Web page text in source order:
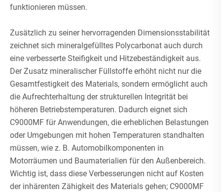
funktionieren müssen.
Zusätzlich zu seiner hervorragenden Dimensionsstabilität
zeichnet sich mineralgefülltes Polycarbonat auch durch
eine verbesserte Steifigkeit und Hitzebeständigkeit aus.
Der Zusatz mineralischer Füllstoffe erhöht nicht nur die
Gesamtfestigkeit des Materials, sondern ermöglicht auch
die Aufrechterhaltung der strukturellen Integrität bei
höheren Betriebstemperaturen. Dadurch eignet sich
C9000MF für Anwendungen, die erheblichen Belastungen
oder Umgebungen mit hohen Temperaturen standhalten
müssen, wie z. B. Automobilkomponenten in
Motorräumen und Baumaterialien für den Außenbereich.
Wichtig ist, dass diese Verbesserungen nicht auf Kosten
der inhärenten Zähigkeit des Materials gehen; C9000MF